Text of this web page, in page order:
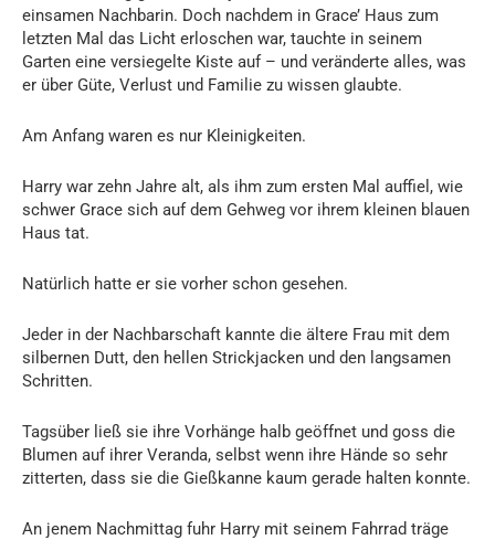
einsamen Nachbarin. Doch nachdem in Grace’ Haus zum
letzten Mal das Licht erloschen war, tauchte in seinem
Garten eine versiegelte Kiste auf – und veränderte alles, was
er über Güte, Verlust und Familie zu wissen glaubte.
Am Anfang waren es nur Kleinigkeiten.
Harry war zehn Jahre alt, als ihm zum ersten Mal auffiel, wie
schwer Grace sich auf dem Gehweg vor ihrem kleinen blauen
Haus tat.
Natürlich hatte er sie vorher schon gesehen.
Jeder in der Nachbarschaft kannte die ältere Frau mit dem
silbernen Dutt, den hellen Strickjacken und den langsamen
Schritten.
Tagsüber ließ sie ihre Vorhänge halb geöffnet und goss die
Blumen auf ihrer Veranda, selbst wenn ihre Hände so sehr
zitterten, dass sie die Gießkanne kaum gerade halten konnte.
An jenem Nachmittag fuhr Harry mit seinem Fahrrad träge